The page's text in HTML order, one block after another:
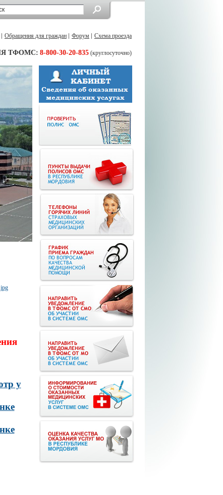
Обращения для граждан Форум Схема проезда
ТФОМС: 8-800-30-20-835 (круглосуточно)
у